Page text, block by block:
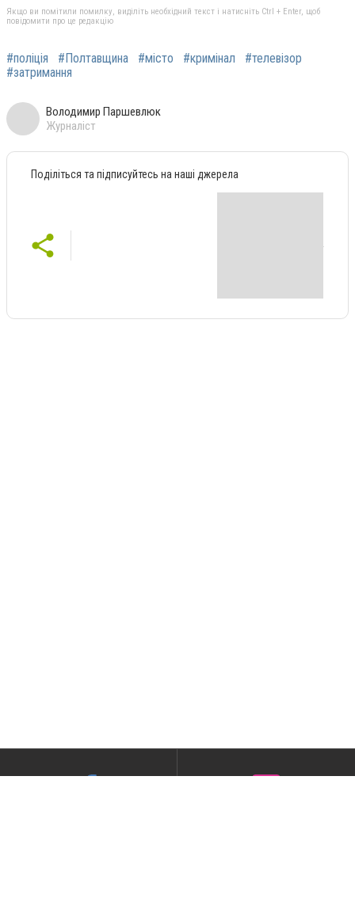
Якщо ви помітили помилку, виділіть необхідний текст і натисніть Ctrl + Enter, щоб
повідомити про це редакцію
#поліція #Полтавщина #місто #кримінал
#телевізор
#затримання
Володимир Паршевлюк
Журналіст
Поділіться та підписуйтесь на наші джерела